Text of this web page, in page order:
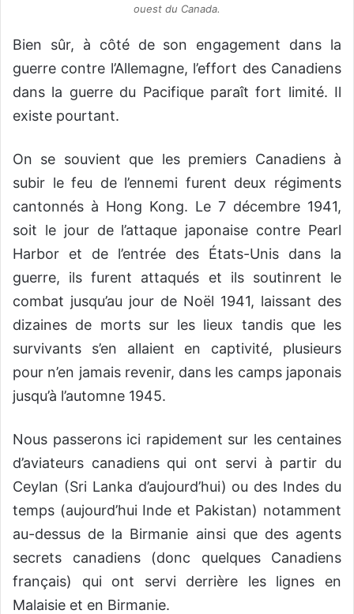
ouest du Canada.
Bien sûr, à côté de son engagement dans la
guerre contre l’Allemagne, l’effort des Canadiens
dans la guerre du Pacifique paraît fort limité. Il
existe pourtant.
On se souvient que les premiers Canadiens à
subir le feu de l’ennemi furent deux régiments
cantonnés à Hong Kong. Le 7 décembre 1941,
soit le jour de l’attaque japonaise contre Pearl
Harbor et de l’entrée des États-Unis dans la
guerre, ils furent attaqués et ils soutinrent le
combat jusqu’au jour de Noël 1941, laissant des
dizaines de morts sur les lieux tandis que les
survivants s’en allaient en captivité, plusieurs
pour n’en jamais revenir, dans les camps japonais
jusqu’à l’automne 1945.
Nous passerons ici rapidement sur les centaines
d’aviateurs canadiens qui ont servi à partir du
Ceylan (Sri Lanka d’aujourd’hui) ou des Indes du
temps (aujourd’hui Inde et Pakistan) notamment
au-dessus de la Birmanie ainsi que des agents
secrets canadiens (donc quelques Canadiens
français) qui ont servi derrière les lignes en
Malaisie et en Birmanie.